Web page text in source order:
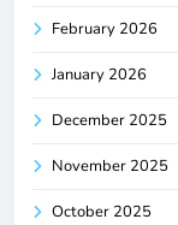
February 2026
January 2026
December 2025
November 2025
October 2025